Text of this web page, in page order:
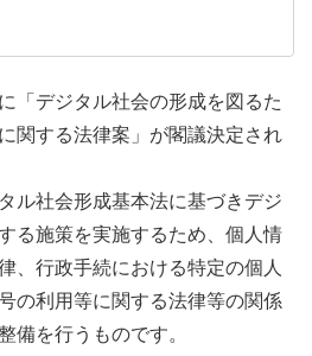
「デジタル社会の形成を図るた
関する法律案」が閣議決定され
ル社会形成基本法に基づきデジ
る施策を実施するため、個人情
、行政手続における特定の個人
の利用等に関する法律等の関係
備を行うものです。